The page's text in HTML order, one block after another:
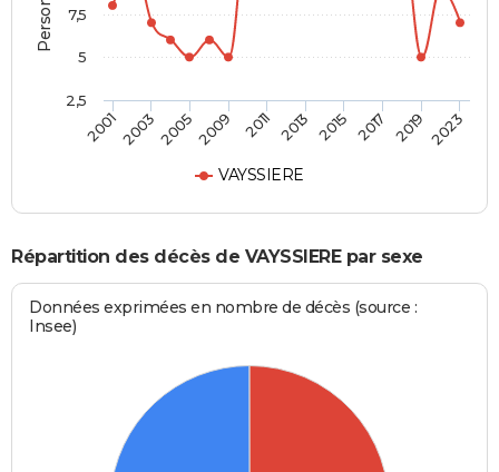
VAYSSIERE
2001200320052009 2011 2013 2015 2017 2019 2023
2,5
5
7,5
Répartition des décès de VAYSSIERE par sexe
Données exprimées en nombre de décès (source :
Insee)